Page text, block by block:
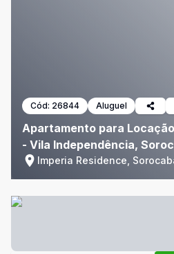
Cód: 26844 Aluguel
Apartamento para
- Vila Independência,
Imperia Residence,